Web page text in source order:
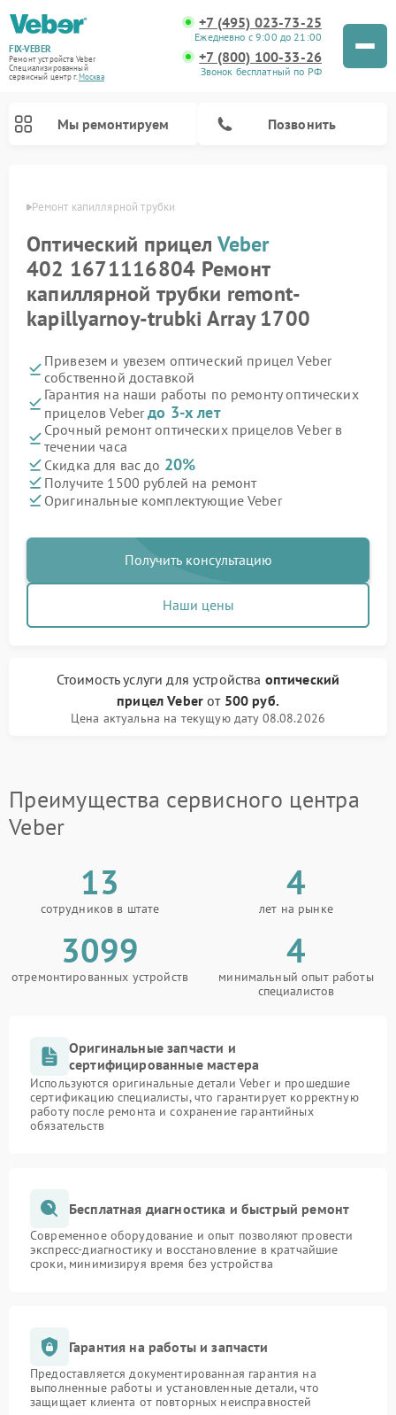
FIX-VEBER
Ремонт устройств Veber
Специализированный
cервисный центр г.Москва
+7 (495) 023-73-25
Ежедневно с 9:00 до 21:00
+7 (800) 100-33-26
Звонок бесплатный по РФ
Мы ремонтируем Позвонить
Ремонт капиллярной трубки
Оптический прицелVeber
402 1671116804 Ремонт
капиллярной трубки remont-
kapillyarnoy-trubki Array 1700
Привезем и увезем оптический прицел Veber
собственной доставкой
Гарантия на наши работы по ремонту оптических
прицелов Veberдо 3-х лет
Срочный ремонт оптических прицелов Veber в
течении часа
Скидка для вас до 20%
Получите 1500 рублей на ремонт
Оригинальные комплектующие Veber
Получить консультацию
Наши цены
Стоимость услугидля устройства оптический
прицел Veber от 500 руб.
Цена актуальна на текущую дату 08.08.2026
Преимущества сервисного центра
Veber
13
сотрудников в штате
4
лет на рынке
3099
отремонтированных устройств
4
минимальный опыт работы
специалистов
Оригинальные запчасти и
сертифицированные мастера
Используются оригинальные детали Veber и прошедшие
сертификацию специалисты, что гарантирует корректную
работу после ремонта и сохранение гарантийных
обязательств
Бесплатная диагностика и быстрый ремонт
Современное оборудование и опыт позволяют провести
экспресс-диагностику и восстановление в кратчайшие
сроки, минимизируя время без устройства
Гарантия на работы и запчасти
Предоставляется документированная гарантия на
выполненные работы и установленные детали, что
защищает клиента от повторных неисправностей